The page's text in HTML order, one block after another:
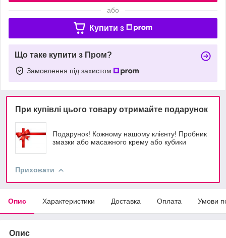
або
Купити з
Що таке купити з Пром?
Замовлення під захистом
При купівлі цього товару отримайте подарунок
Подарунок! Кожному нашому клієнту! Пробник
змазки або масажного крему або кубики
Приховати
Опис Характеристики Доставка Оплата Умови
Опис